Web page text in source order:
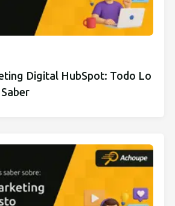
Digital HubSpot: Todo Lo